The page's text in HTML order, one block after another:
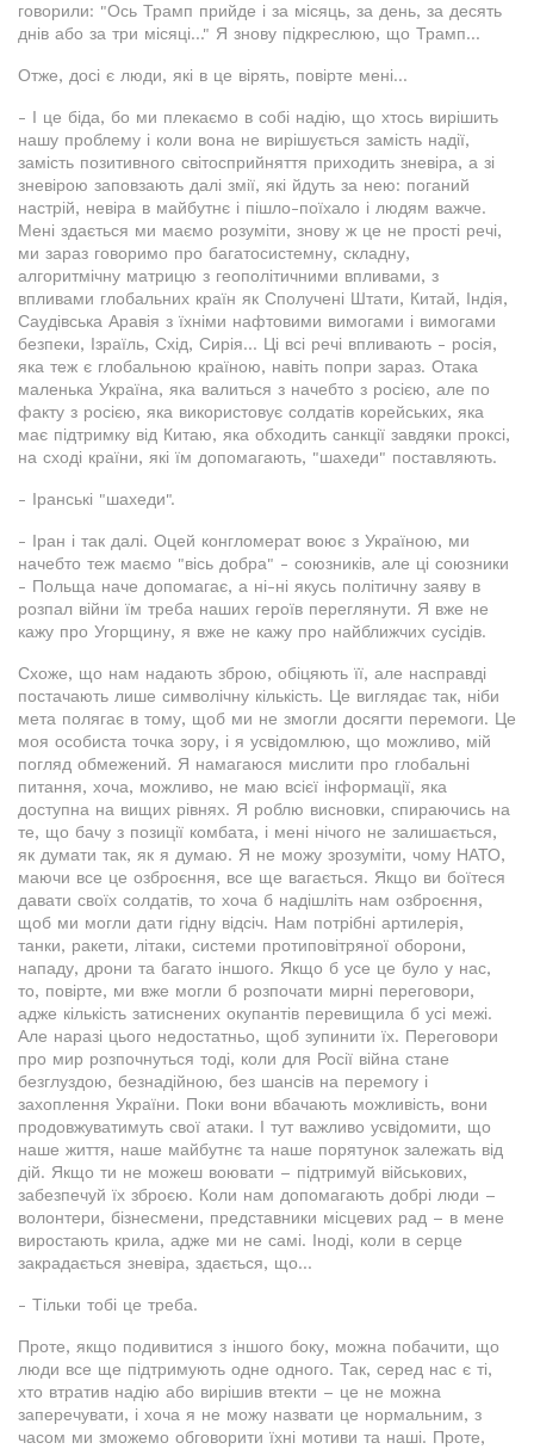
говорили: "Ось Трамп прийде і за місяць, за день, за десять
днів або за три місяці..." Я знову підкреслюю, що Трамп...
Отже, досі є люди, які в це вірять, повірте мені...
- І це біда, бо ми плекаємо в собі надію, що хтось вирішить
нашу проблему і коли вона не вирішується замість надії,
замість позитивного світосприйняття приходить зневіра, а зі
зневірою заповзають далі змії, які йдуть за нею: поганий
настрій, невіра в майбутнє і пішло-поїхало і людям важче.
Мені здається ми маємо розуміти, знову ж це не прості речі,
ми зараз говоримо про багатосистемну, складну,
алгоритмічну матрицю з геополітичними впливами, з
впливами глобальних країн як Сполучені Штати, Китай, Індія,
Саудівська Аравія з їхніми нафтовими вимогами і вимогами
безпеки, Ізраїль, Схід, Сирія... Ці всі речі впливають - росія,
яка теж є глобальною країною, навіть попри зараз. Отака
маленька Україна, яка валиться з начебто з росією, але по
факту з росією, яка використовує солдатів корейських, яка
має підтримку від Китаю, яка обходить санкції завдяки проксі,
на сході країни, які їм допомагають, "шахеди" поставляють.
- Іранські "шахеди".
- Іран і так далі. Оцей конгломерат воює з Україною, ми
начебто теж маємо "вісь добра" - союзників, але ці союзники
- Польща наче допомагає, а ні-ні якусь політичну заяву в
розпал війни їм треба наших героїв переглянути. Я вже не
кажу про Угорщину, я вже не кажу про найближчих сусідів.
Схоже, що нам надають зброю, обіцяють її, але насправді
постачають лише символічну кількість. Це виглядає так, ніби
мета полягає в тому, щоб ми не змогли досягти перемоги. Це
моя особиста точка зору, і я усвідомлюю, що можливо, мій
погляд обмежений. Я намагаюся мислити про глобальні
питання, хоча, можливо, не маю всієї інформації, яка
доступна на вищих рівнях. Я роблю висновки, спираючись на
те, що бачу з позиції комбата, і мені нічого не залишається,
як думати так, як я думаю. Я не можу зрозуміти, чому НАТО,
маючи все це озброєння, все ще вагається. Якщо ви боїтеся
давати своїх солдатів, то хоча б надішліть нам озброєння,
щоб ми могли дати гідну відсіч. Нам потрібні артилерія,
танки, ракети, літаки, системи протиповітряної оборони,
нападу, дрони та багато іншого. Якщо б усе це було у нас,
то, повірте, ми вже могли б розпочати мирні переговори,
адже кількість затиснених окупантів перевищила б усі межі.
Але наразі цього недостатньо, щоб зупинити їх. Переговори
про мир розпочнуться тоді, коли для Росії війна стане
безглуздою, безнадійною, без шансів на перемогу і
захоплення України. Поки вони вбачають можливість, вони
продовжуватимуть свої атаки. І тут важливо усвідомити, що
наше життя, наше майбутнє та наше порятунок залежать від
дій. Якщо ти не можеш воювати – підтримуй військових,
забезпечуй їх зброєю. Коли нам допомагають добрі люди –
волонтери, бізнесмени, представники місцевих рад – в мене
виростають крила, адже ми не самі. Іноді, коли в серце
закрадається зневіра, здається, що...
- Тільки тобі це треба.
Проте, якщо подивитися з іншого боку, можна побачити, що
люди все ще підтримують одне одного. Так, серед нас є ті,
хто втратив надію або вирішив втекти – це не можна
заперечувати, і хоча я не можу назвати це нормальним, з
часом ми зможемо обговорити їхні мотиви та наші. Проте,